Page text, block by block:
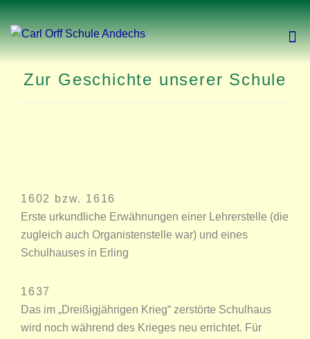
Zur Geschichte unserer Schule
1602 bzw. 1616
Erste urkundliche Erwähnungen einer Lehrerstelle (die
zugleich auch Organistenstelle war) und eines
Schulhauses in Erling
1637
Das im „Dreißigjährigen Krieg“ zerstörte Schulhaus
wird noch während des Krieges neu errichtet. Für